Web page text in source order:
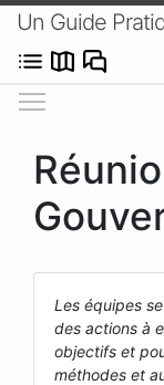
Un Guide
Les équipes
des actions à
objectifs et
méthodes et